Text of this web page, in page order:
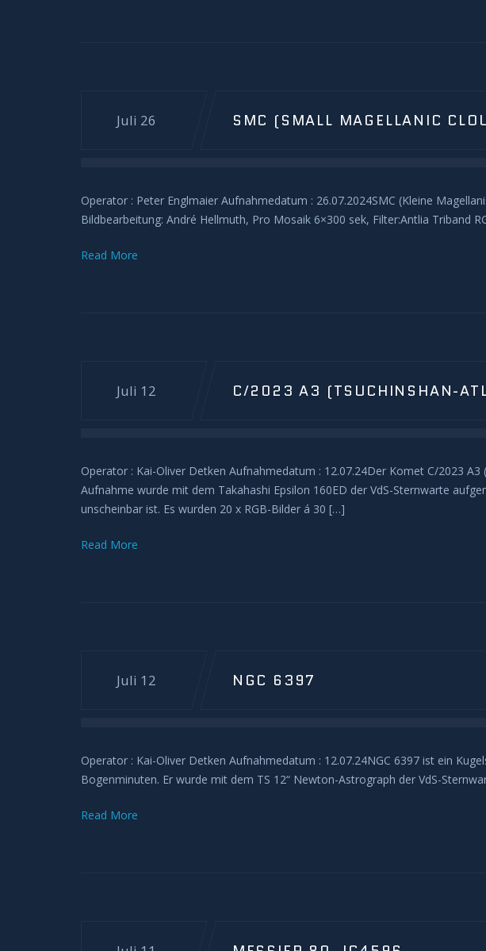
Juli 26 SMC (SMALL MAGELLANIC
Operator : Peter Englmaier Aufnahmedatum : 26.07.2024SMC (Kleine
Bildbearbeitung: André Hellmuth, Pro Mosaik 6×300 sek, Filter:Antlia Triband
Read More
Juli 12 C/2023 A3 (TSUCHINSHAN-
Operator : Kai-Oliver Detken Aufnahmedatum : 12.07.24Der Komet C/2023
Aufnahme wurde mit dem Takahashi Epsilon 160ED der VdS-Sternwarte
unscheinbar ist. Es wurden 20 x RGB-Bilder á 30 […]
Read More
Juli 12 NGC 6397
Operator : Kai-Oliver Detken Aufnahmedatum : 12.07.24NGC 6397 ist ein
Bogenminuten. Er wurde mit dem TS 12“ Newton-Astrograph der VdS-
Read More